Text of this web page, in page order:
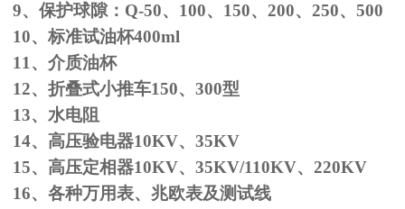
9、保护球隙： Q-50、 100、 150、 200、 250、 500
10、标准试油杯400ml
11、介质油杯
12、折叠式小推车150、 300型
13、水电阻
14、高压验电器10KV、 35KV
15、高压定相器10KV、 35KV/110KV、 220KV
16、各种万用表、兆欧表及测试线